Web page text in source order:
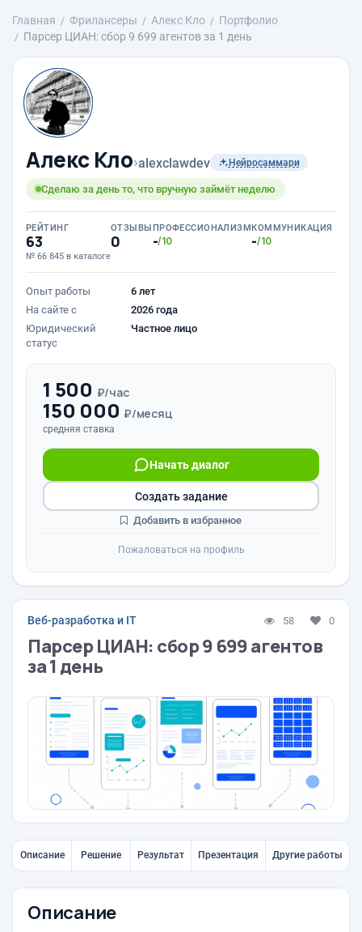
Главная Фрилансеры Алекс Кло
Портфолио
Парсер ЦИАН: сбор 9 699 агентов за 1 день
Алекс Кло›alexclawdev Нейросаммари
Сделаю за день то, что вручную займёт неделю
РЕЙТИНГ
63
№ 66 845 в каталоге
ОТЗЫВЫ
0
ПРОФЕССИОНАЛИЗМ
-/10
КОММУНИКАЦИЯ
-/10
Опыт работы
6 лет
На сайте с
2026 года
Юридический
статус
Частное лицо
1 500 ₽/час
150 000 ₽/месяц
средняя ставка
Начать диалог
Создать задание
Добавить в избранное
Пожаловаться на профиль
Веб-разработка и IT 58 0
Парсер ЦИАН: сбор 9 699 агентов
за 1 день
Описание Решение Результат Презентация Другие работы
Описание